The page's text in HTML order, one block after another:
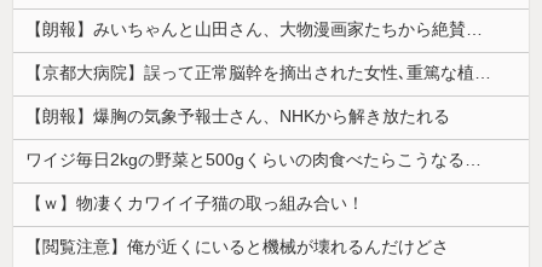
【朗報】みいちゃんと山田さん、大物漫画家たちから絶賛されるｗｗｗｗ
【京都大病院】誤って正常脳幹を摘出された女性､重篤な植物状態だが意識は正常で何かを思考していると判明
【朗報】爆胸の気象予報士さん、NHKから解き放たれる
ワイジ毎日2kgの野菜と500gくらいの肉食べたらこうなるｗｗｗ
【ｗ】物凄くカワイイ子猫の取っ組み合い！
【閲覧注意】俺が近くにいると機械が壊れるんだけどさ